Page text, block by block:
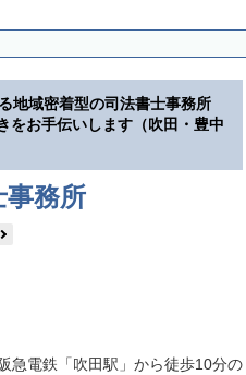
地域密着型の司法書士事務所
をお手伝いします（吹田・豊中
事務所
急電鉄「吹田駅」から徒歩10分の